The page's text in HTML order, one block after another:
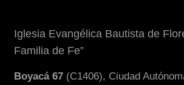
Iglesia Evangélica Bautista de
Familia de Fe”
Boyacá 67 (C1406), Ciudad